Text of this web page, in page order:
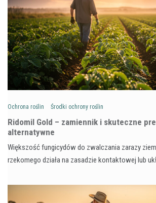
Ochrona roślin Środki ochrony roślin
Ridomil Gold – zamiennik i skuteczne
alternatywne
Większość fungicydów do zwalczania zarazy
rzekomego działa na zasadzie kontaktowej lub